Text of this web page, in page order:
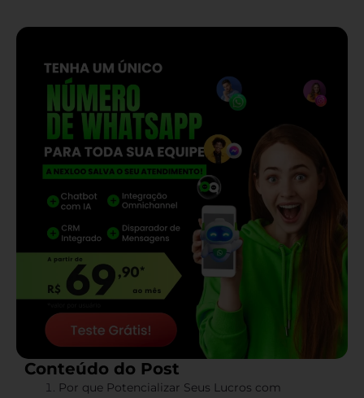
Conteúdo do Post
Por que Potencializar Seus Lucros com